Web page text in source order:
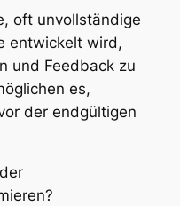
oft unvollständige
entwickelt wird,
und Feedback zu
es,
der endgültigen